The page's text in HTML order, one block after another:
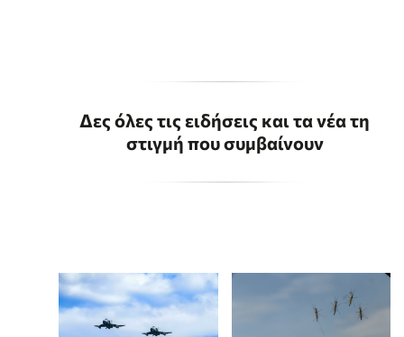
Δες όλες τις ειδήσεις και τα νέα τη
στιγμή που συμβαίνουν